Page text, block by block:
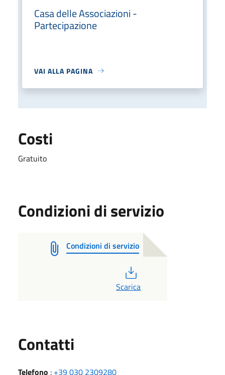
Casa delle Associazioni -
Partecipazione
VAI ALLA PAGINA
Costi
Gratuito
Condizioni di servizio
Condizioni di servizio
Scarica
Contatti
Telefono : +39 030 2309280